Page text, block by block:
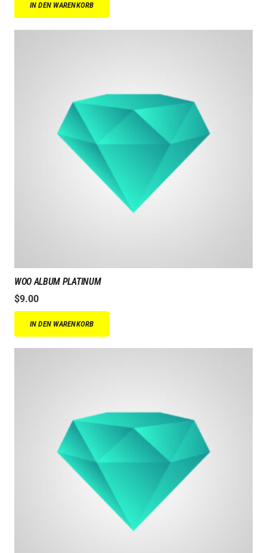
IN DEN WARENKORB
WOO ALBUM PLATINUM
$9.00
IN DEN WARENKORB